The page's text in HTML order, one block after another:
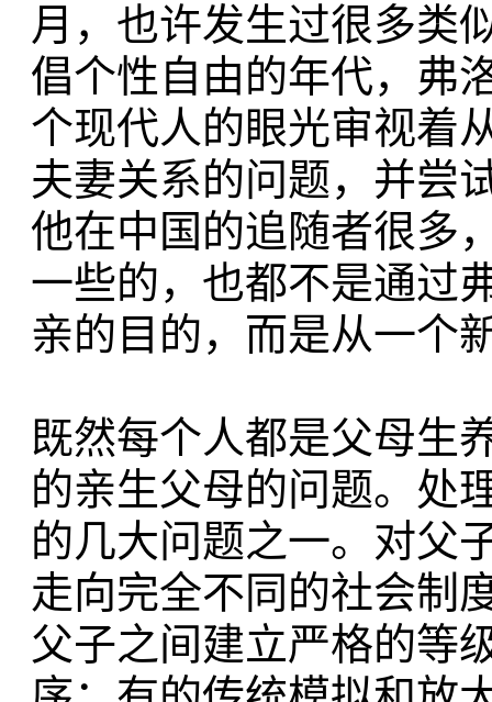
月，也许发生过很多类
倡个性自由的年代，弗
个现代人的眼光审视着
夫妻关系的问题，并尝
他在中国的追随者很多
一些的，也都不是通过
亲的目的，而是从一个
既然每个人都是父母生
的亲生父母的问题。处
的几大问题之一。对父
走向完全不同的社会制
父子之间建立严格的等